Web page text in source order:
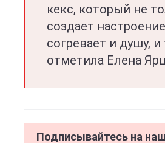
кекс, который не
создает
согревает и душу, и
отметила Елена
Подписывайтесь на